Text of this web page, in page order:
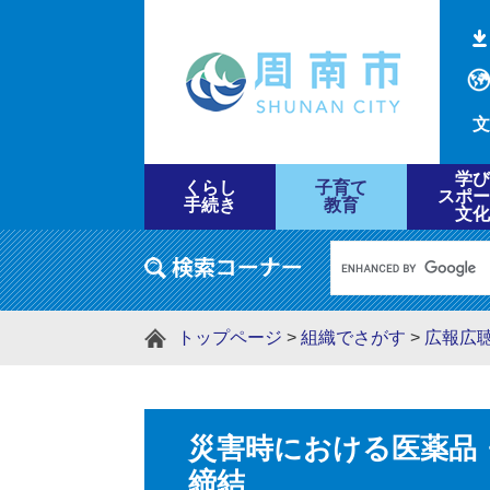
くらし
手続き
子育て
教育
学び
スポ
文化
トップページ > 組織でさがす > 広報広
災害時における医薬
締結